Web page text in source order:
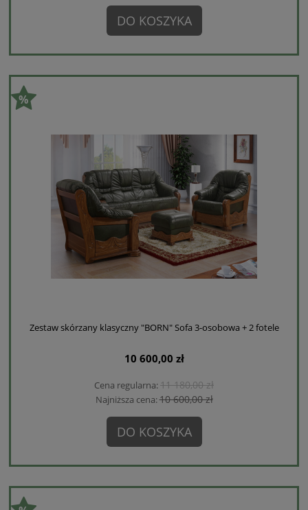
DO KOSZYKA
Zestaw skórzany klasyczny "BORN" Sofa 3-osobowa + 2 fotele
10 600,00 zł
Cena regularna:11 180,00 zł
Najniższa cena:10 600,00 zł
DO KOSZYKA